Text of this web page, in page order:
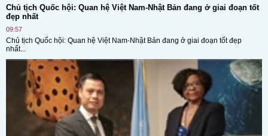
Chủ tịch Quốc hội: Quan hệ Việt Nam-Nhật Bản đang ở giai đoạn tốt
đẹp nhất
09:57
Chủ tịch Quốc hội: Quan hệ Việt Nam-Nhật Bản đang ở giai đoạn tốt đẹp
nhất...